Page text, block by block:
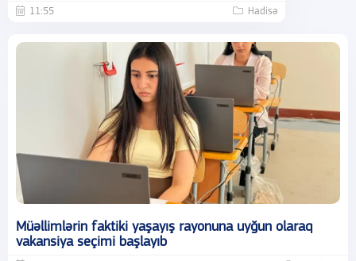
11:55 Hadisə
Müəllimlərin faktiki yaşayış rayonuna uyğun olaraq
vakansiya seçimi başlayıb